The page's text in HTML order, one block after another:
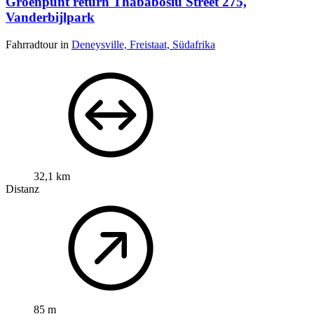
Vanderbijlpark
Fahrradtour in Deneysville, Freistaat, Südafrika
32,1 km
Distanz
85 m